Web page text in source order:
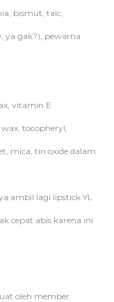
bismut, talc,
ya gak?), pewarna
vitamin E
tocopheryl,
mica, tin oxide dalam
ambil lagi lipstick YL
cepat abis karena ini
oleh member